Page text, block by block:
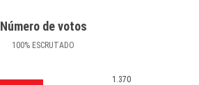
Número de votos
100% ESCRUTADO
1.370